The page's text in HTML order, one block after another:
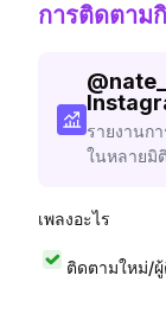
การติดตาม
@
รายงานก
ในหลายมิติ
เพลงอะไร
ติดตามใหม่/